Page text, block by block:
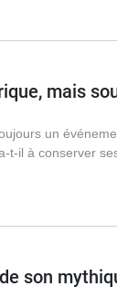
mais
un
il à conserver
son